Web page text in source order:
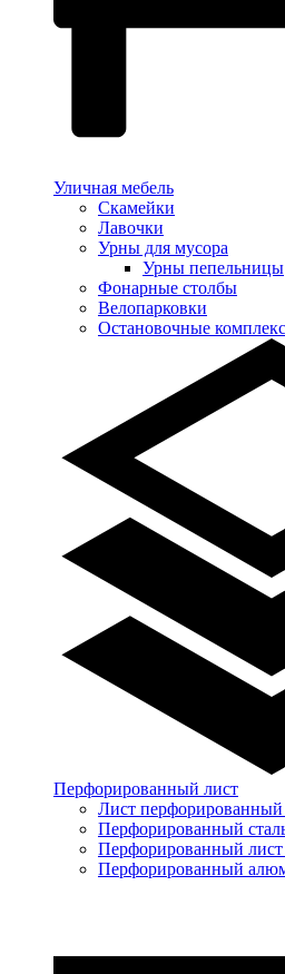
Уличная мебель
Скамейки
Лавочки
Урны для мусора
Урны пепельницы
Фонарные столбы
Велопарковки
Остановочные
Перфорированный лист
Лист
Перфорированный
Перфорированный
Перфорированный